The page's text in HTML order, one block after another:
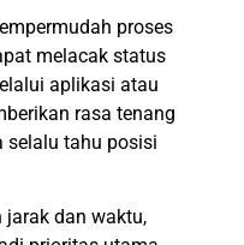
proses
melacak status
aplikasi atau
rasa tenang
selalu tahu posisi
dan waktu,